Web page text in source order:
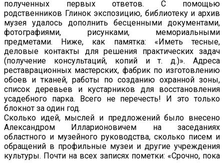
полученных первых ответов. С помощью
родственников Глинок экспозицию, библиотеку и архив
музея удалось дополнить бесценными документами,
фотографиями, рисунками, мемориальными
предметами. Ниже, как памятка: «Иметь тесные,
деловые контакты для решения практических задач
(получение консультаций, копий и т. д.)». Адреса
реставрационных мастерских, фабрик по изготовлению
обоев и тканей, работы по созданию охранной зоны,
список деревьев и кустарников для восстановления
усадебного парка. Всего не перечесть! И это только
блокнот за один год.
Сколько идей, мыслей и предложений было внесено
Александром Илларионовичем на заседаниях
областного и музейного руководства, сколько писем и
обращений в профильные музеи и другие учреждения
культуры. Почти на всех записях пометки: «Срочно, пока